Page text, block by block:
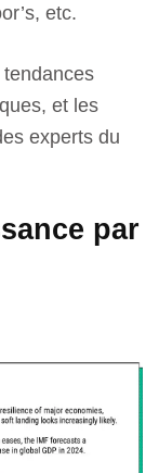
etc.
et les
experts du
par